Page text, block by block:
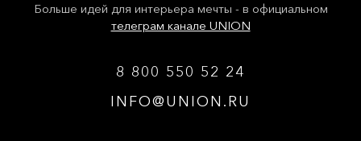
Больше идей для интерьера мечты - в официальном
телеграм канале UNION
8 800 550 52 24
INFO@UNION.RU